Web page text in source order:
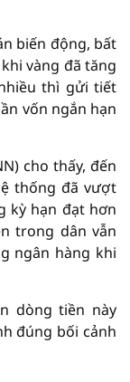
biến động, bất
vàng đã tăng
thì gửi tiết
vốn ngắn hạn
cho thấy, đến
thống đã vượt
kỳ hạn đạt hơn
trong dân vẫn
ngân hàng khi
dòng tiền này
đúng bối cảnh